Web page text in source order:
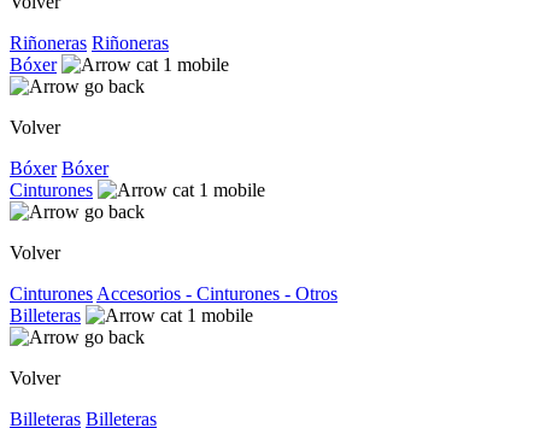
Riñoneras Riñoneras
Bóxer
Volver
Bóxer Bóxer
Cinturones
Volver
Cinturones Accesorios - Cinturones - Otros
Billeteras
Volver
Billeteras Billeteras